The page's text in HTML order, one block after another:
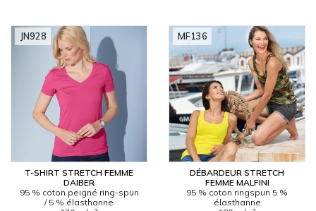
T-SHIRT STRETCH FEMME
DAIBER
95 % coton peigné ring-spun
/ 5 % élasthanne
JN928
DÉBARDEUR STRETCH
FEMME MALFINI
95 % coton ringspun 5 %
élasthanne
MF136